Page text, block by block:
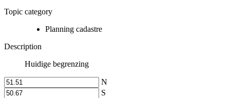
Topic category
Planning cadastre
Description
Huidige begrenzing
N
S